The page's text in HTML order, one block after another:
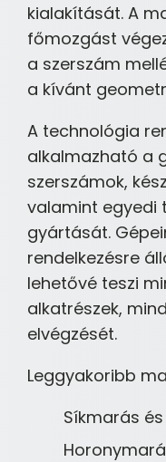
kialakítását. A
főmozgást
a szerszám
a kívánt
A technológia
alkalmazható a
szerszámok,
valamint egyedi
gyártását.
rendelkezésre
lehetővé teszi
alkatrészek,
elvégzését.
Leggyakoribb
Síkmarás